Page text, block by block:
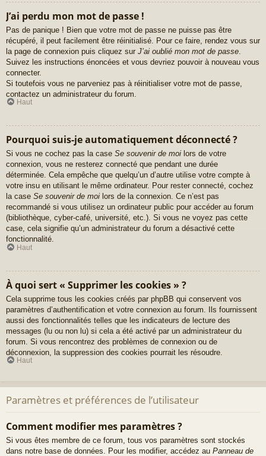
J’ai perdu mon mot de passe !
Pas de panique ! Bien que votre mot de passe ne puisse pas être
récupéré, il peut facilement être réinitialisé. Pour ce faire, rendez vous sur
la page de connexion puis cliquez sur J’ai oublié mon mot de passe
Suivez les instructions énoncées et vous devriez pouvoir à nouveau vous
connecter.
Si toutefois vous ne parveniez pas à réinitialiser votre mot de passe,
contactez un administrateur du forum.
Haut
Pourquoi suis-je automatiquement déconnecté ?
Si vous ne cochez pas la case Se souvenir de moi lors de votre
connexion, vous ne resterez connecté que pendant une durée
déterminée. Cela empêche que quelqu’un d’autre utilise votre compte à
votre insu en utilisant le même ordinateur. Pour rester connecté, cochez
la case Se souvenir de moi lors de la connexion. Ce n’est pas
recommandé si vous utilisez un ordinateur public pour accéder au forum
(bibliothèque, cyber-café, université, etc.). Si vous ne voyez pas cette
case, cela signifie qu’un administrateur du forum a désactivé cette
fonctionnalité.
Haut
À quoi sert « Supprimer les cookies » ?
Cela supprime tous les cookies créés par phpBB qui conservent vos
paramètres d’authentification et votre connexion au forum. Ils fournissent
aussi des fonctionnalités telles que les indicateurs de lecture des
messages (lu ou non lu) si cela a été activé par un administrateur du
forum. Si vous rencontrez des problèmes de connexion ou de
déconnexion, la suppression des cookies pourrait les résoudre.
Haut
Paramètres et préférences de l’utilisateur
Comment modifier mes paramètres ?
Si vous êtes membre de ce forum, tous vos paramètres sont stockés
dans notre base de données. Pour les modifier, accédez au Panneau de